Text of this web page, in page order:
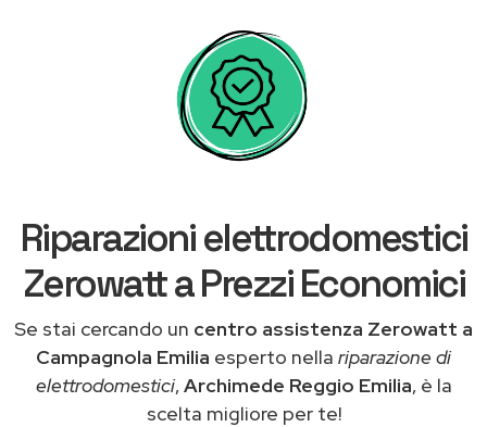
Riparazioni elettrodomestici
Zerowatt a Prezzi Economici
Se stai cercando un centro assistenza Zerowatt a
Campagnola Emilia esperto nella riparazione di
elettrodomestici,Archimede Reggio Emilia, è la
scelta migliore per te!